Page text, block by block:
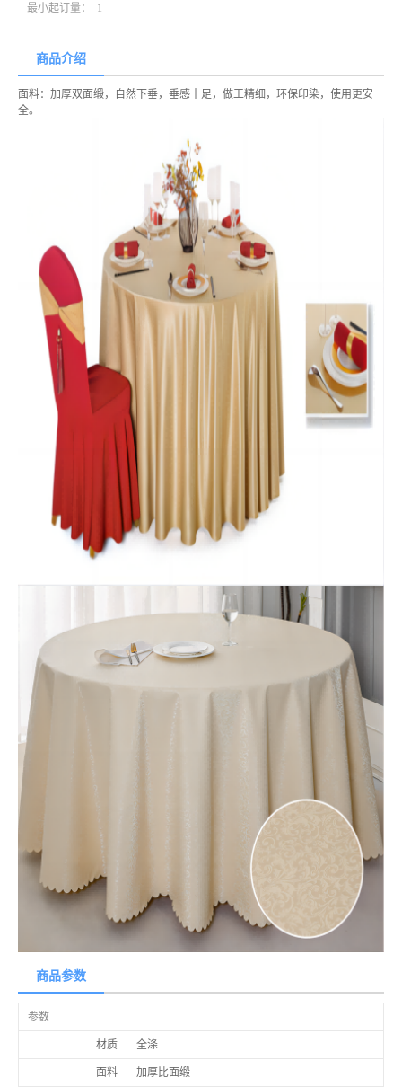
最小起订量： 1
商品介绍
面料：加厚双面缎，自然下垂，垂感十足，做工精细，环保印染，使用更安
全。
商品参数
参数
材质 全涤
面料 加厚比面缎